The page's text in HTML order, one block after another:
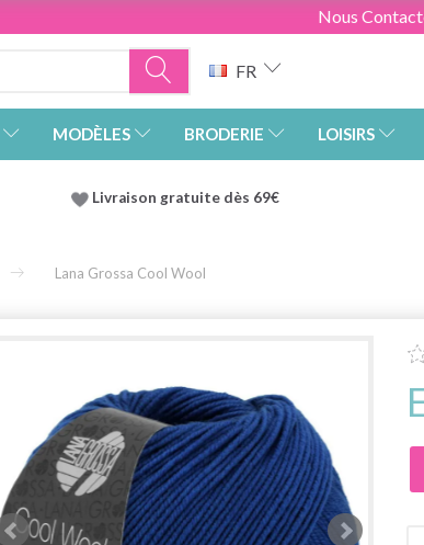
Nous
FR
MODÈLES BRODERIE LOISIRS
Livraison gratuite dès 69€
Lana Grossa Cool Wool